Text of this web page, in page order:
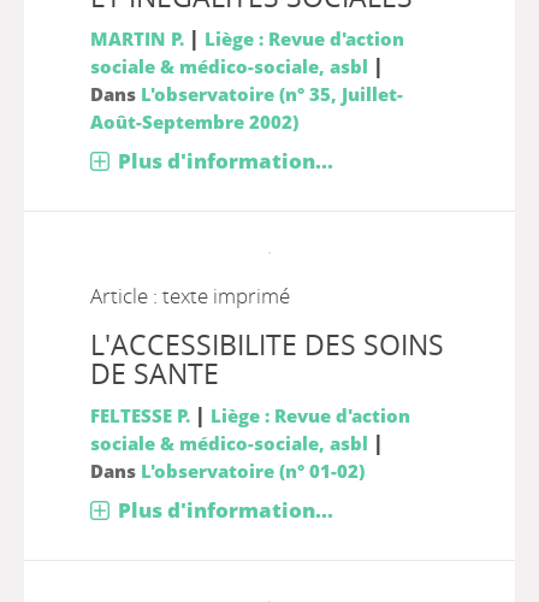
MARTIN P. | Liège : Revue d'action
sociale & médico-sociale, asbl |
Dans L'observatoire (n° 35, Juillet-
Août-Septembre 2002)
Plus d'information...
Article : texte imprimé
L'ACCESSIBILITE DES SOINS
DE SANTE
FELTESSE P. | Liège : Revue d'action
sociale & médico-sociale, asbl |
Dans L'observatoire (n° 01-02)
Plus d'information...